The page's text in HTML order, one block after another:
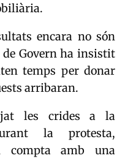
encara no són
Govern ha insistit
temps per donar
arribaran.
les crides a la
la protesta,
compta amb una